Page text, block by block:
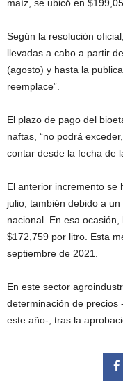
maíz, se ubicó en
Según la resolución
llevadas a cabo a partir
(agosto) y hasta la
reemplace”.
El plazo de pago del
naftas, “no podrá
contar desde la fecha de
El anterior incremento se
julio, también debido a
nacional. En esa
$172,759 por litro. Esta
septiembre de 2021.
En este sector
determinación de precios
este año-, tras la